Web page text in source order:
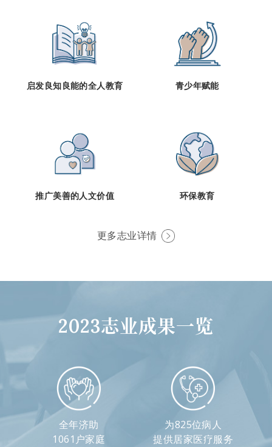
启发良知良能的全人教育 青少年赋能
推广美善的人文价值 环保教育
更多志业详情
2023志业成果一览
全年济助
1061户家庭
为825位病人
提供居家医疗服务